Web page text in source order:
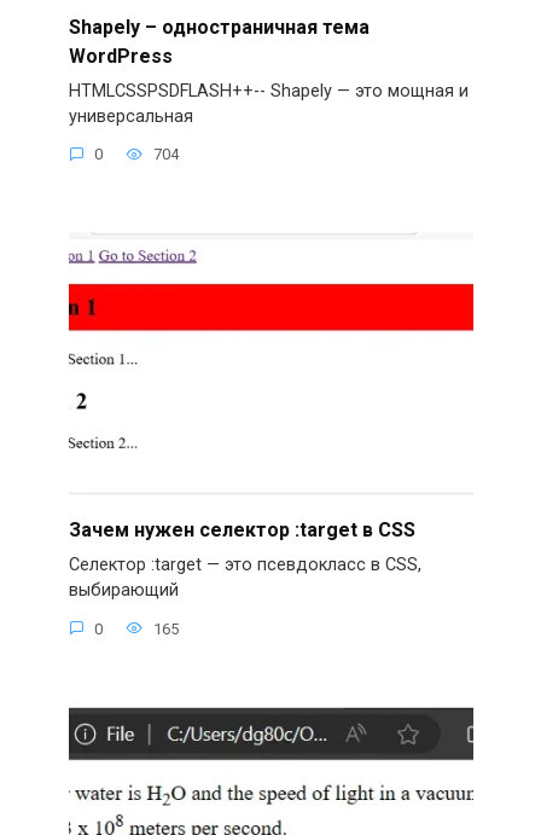
Shapely – одностраничная тема
WordPress
HTMLCSSPSDFLASH++-- Shapely — это мощная и
универсальная
0 704
Зачем нужен селектор :target в CSS
Селектор :target — это псевдокласс в CSS,
выбирающий
0 165